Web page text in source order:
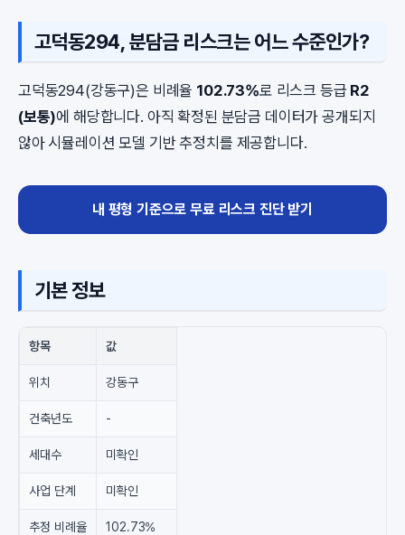
고덕동294, 분담금 리스크는 어느 수준인가?
고덕동294(강동구)은 비례율 102.73%로 리스크 등급 R2
(보통)에 해당합니다. 아직 확정된 분담금 데이터가 공개되지
않아 시뮬레이션 모델 기반 추정치를 제공합니다.
내 평형 기준으로 무료 리스크 진단 받기
기본 정보
항목 값
위치 강동구
건축년도 -
세대수 미확인
사업 단계 미확인
추정 비례율 102.73%